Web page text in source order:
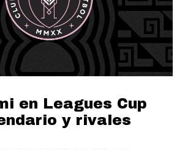
en Leagues Cup
y rivales